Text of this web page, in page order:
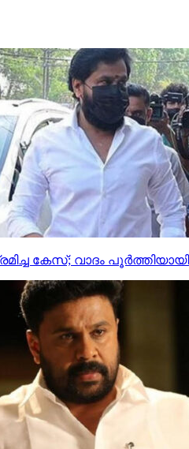
കേസ്; വാദം പൂര്‍ത്തിയായി